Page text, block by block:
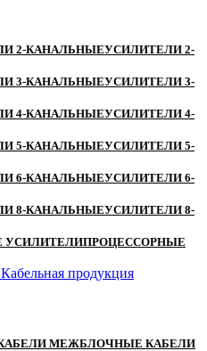
УСИЛИТЕЛИ 2-
УСИЛИТЕЛИ 3-
УСИЛИТЕЛИ 4-
УСИЛИТЕЛИ 5-
УСИЛИТЕЛИ 6-
УСИЛИТЕЛИ 8-
ПРОЦЕССОРНЫЕ
Кабельная продукция
МЕЖБЛОЧНЫЕ КАБЕЛИ